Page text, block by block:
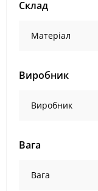
Склад
Матеріал
Виробник
Виробник
Вага
Вага